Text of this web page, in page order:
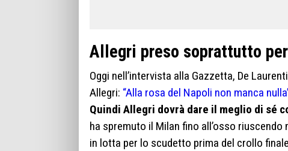
Allegri preso soprattutto
Oggi nell’intervista alla Gazzetta, De
Allegri: “Alla rosa del Napoli non manca
Quindi Allegri dovrà dare il meglio di sé
ha spremuto il Milan fino all’osso
in lotta per lo scudetto prima del crollo